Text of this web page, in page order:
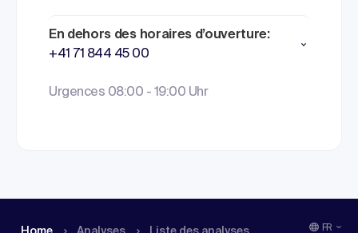
En dehors des horaires d’ouverture:
+41 71 844 45 00
Urgences 08:00 - 19:00 Uhr
FR